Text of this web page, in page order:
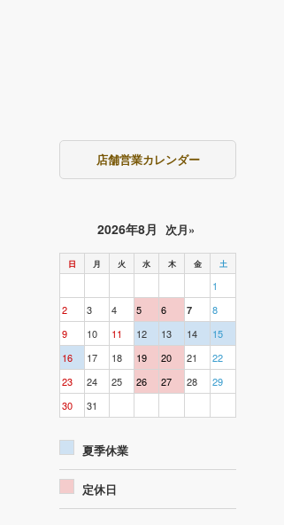
店舗営業カレンダー
2026年8月 次月»
日 月 火 水 木 金 土
1
2
3 4 5 6 7
8
9
10 11 12 13 14
15
16
17 18 19 20 21
22
23
24 25 26 27 28
29
30
31
夏季休業
定休日